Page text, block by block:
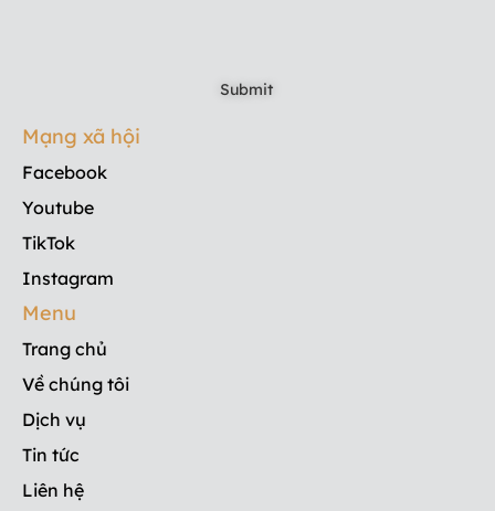
Mạng xã hội
Facebook
Youtube
TikTok
Instagram
Menu
Trang chủ
Về chúng tôi
Dịch vụ
Tin tức
Liên hệ